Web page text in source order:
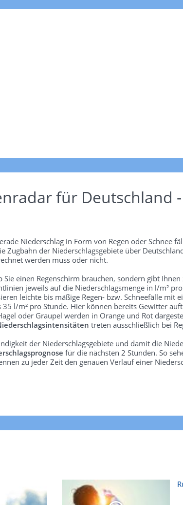
für Deutschland
Niederschlag in Form von Regen oder Schnee
Zugbahn der Niederschlagsgebiete über
werden muss oder nicht.
einen Regenschirm brauchen, sondern gibt
jeweils auf die Niederschlagsmenge in l/m²
leichte bis mäßige Regen- bzw. Schneefälle mit
l/m² pro Stunde. Hier können bereits Gewitter
oder Graupel werden in Orange und Rot
treten ausschließlich bei
der Niederschlagsgebiete und damit die
für die nächsten 2 Stunden. So
zu jeder Zeit den genauen Verlauf einer